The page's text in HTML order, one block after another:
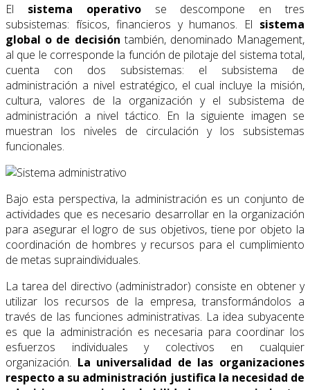
El sistema operativo se descompone en tres
subsistemas: físicos, financieros y humanos. El sistema
global o de decisión también, denominado Management,
al que le corresponde la función de pilotaje del sistema total,
cuenta con dos subsistemas: el subsistema de
administración a nivel estratégico, el cual incluye la misión,
cultura, valores de la organización y el subsistema de
administración a nivel táctico. En la siguiente imagen se
muestran los niveles de circulación y los subsistemas
funcionales.
Bajo esta perspectiva, la administración es un conjunto de
actividades que es necesario desarrollar en la organización
para asegurar el logro de sus objetivos, tiene por objeto la
coordinación de hombres y recursos para el cumplimiento
de metas supraindividuales.
La tarea del directivo (administrador) consiste en obtener y
utilizar los recursos de la empresa, transformándolos a
través de las funciones administrativas. La idea subyacente
es que la administración es necesaria para coordinar los
esfuerzos individuales y colectivos en cualquier
organización. La universalidad de las organizaciones
respecto a su administración justifica la necesidad de